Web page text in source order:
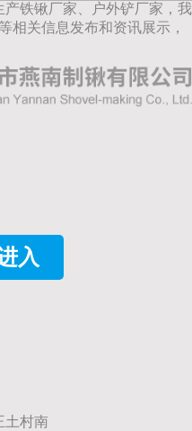
入
铁锹厂家、户外铲厂家，我
相关信息发布和资讯展示，
土村南